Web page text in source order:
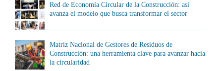
Red de Economía Circular de la Construcción: así
avanza el modelo que busca transformar el sector
Matriz Nacional de Gestores de Residuos de
Construcción: una herramienta clave para avanzar hacia
la circularidad